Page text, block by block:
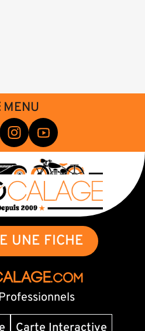
MENU
UNE FICHE
.com
Carte Interactive